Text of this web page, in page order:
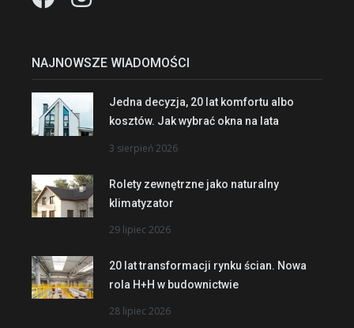
NAJNOWSZE WIADOMOŚCI
Jedna decyzja, 20 lat komfortu albo
kosztów. Jak wybrać okna na lata
3 sierpień 2026
Rolety zewnętrzne jako naturalny
klimatyzator
29 lipiec 2026
20 lat transformacji rynku ścian. Nowa
rola H+H w budownictwie
28 lipiec 2026